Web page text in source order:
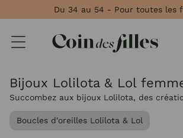
Du 34 au 54 - Pour toutes les
Bijoux Lolilota & Lol
Succombez aux bijoux Lolilota, des
joyeuse et originale à chacune de vos
Boucles d'oreilles Lolilota & Lol
Panneau de gestion des cookies